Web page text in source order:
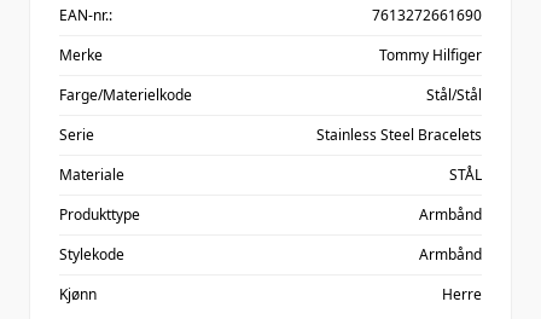
EAN-nr.:
7613272661690
Merke
Tommy Hilfiger
Farge/Materielkode
Stål/Stål
Serie
Stainless Steel Bracelets
Materiale
STÅL
Produkttype
Armbånd
Stylekode
Armbånd
Kjønn
Herre